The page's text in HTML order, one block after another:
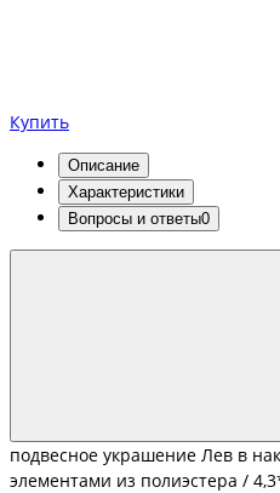
Купить
Описание
Характеристики
Вопросы и ответы0
подвесное украшение Лев в
элементами из полиэстера /